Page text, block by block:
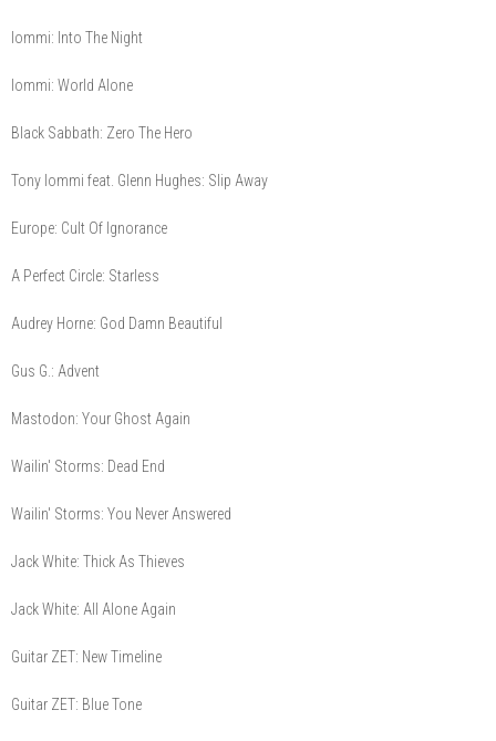
Iommi: Into The Night
Iommi: World Alone
Black Sabbath: Zero The Hero
Tony Iommi feat. Glenn Hughes: Slip Away
Europe: Cult Of Ignorance
A Perfect Circle: Starless
Audrey Horne: God Damn Beautiful
Gus G.: Advent
Mastodon: Your Ghost Again
Wailin' Storms: Dead End
Wailin' Storms: You Never Answered
Jack White: Thick As Thieves
Jack White: All Alone Again
Guitar ZET: New Timeline
Guitar ZET: Blue Tone